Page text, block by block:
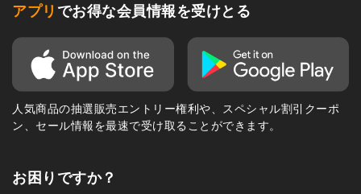
アプリ でお得な会員情報を受けとる
人気商品の抽選販売エントリー権利や、スペシャル割引クーポ
ン、セール情報を最速で受け取ることができます。
お困りですか？